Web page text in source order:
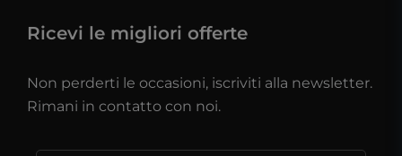
Ricevi le migliori offerte
Non perderti le occasioni, iscriviti alla newsletter.
Rimani in contatto con noi.